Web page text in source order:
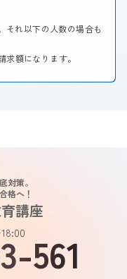
それ以下の人数の場合も
額になります。
対策。
格へ！
講座
561